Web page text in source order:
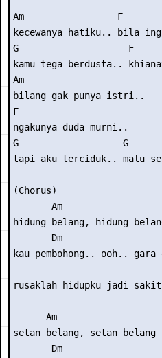
Am                 F
kecewanya hatiku.. bila
G                    F
kamu tega berdusta..
Am
bilang gak punya istri..
F
ngakunya duda murni..
G                   G
tapi aku terciduk.. malu
(Chorus)
       Am
hidung belang, hidung
Dm
kau pembohong.. ooh.. gara
rusaklah hidupku jadi
      Am
setan belang, setan belang
Dm